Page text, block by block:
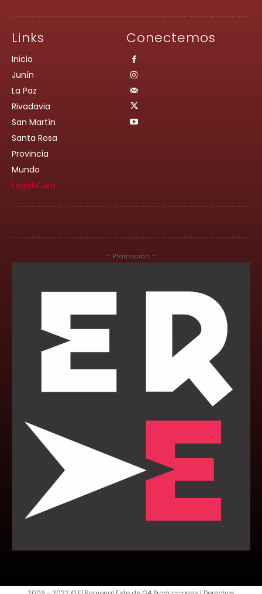
Links
Inicio
Junín
La Paz
Rivadavia
San Martín
Santa Rosa
Provincia
Mundo
Legislatura
Conectemos
- Promoción -